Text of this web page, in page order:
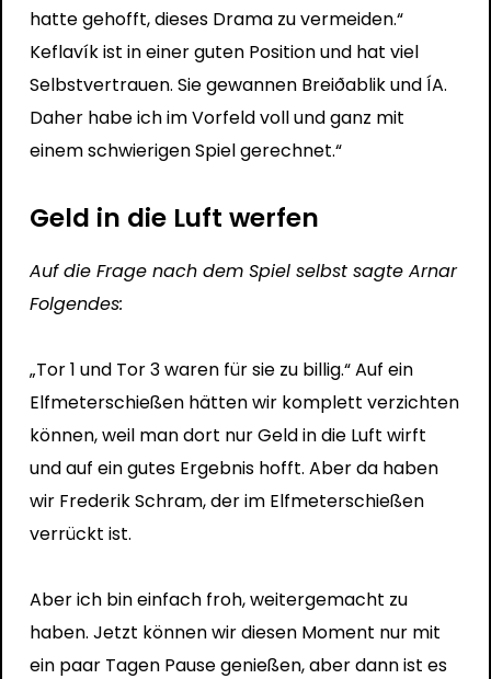
hatte gehofft, dieses Drama zu vermeiden.“
Keflavík ist in einer guten Position und hat viel
Selbstvertrauen. Sie gewannen Breiðablik und ÍA.
Daher habe ich im Vorfeld voll und ganz mit
einem schwierigen Spiel gerechnet.“
Geld in die Luft werfen
Auf die Frage nach dem Spiel selbst sagte Arnar
Folgendes:
„Tor 1 und Tor 3 waren für sie zu billig.“ Auf ein
Elfmeterschießen hätten wir komplett verzichten
können, weil man dort nur Geld in die Luft wirft
und auf ein gutes Ergebnis hofft. Aber da haben
wir Frederik Schram, der im Elfmeterschießen
verrückt ist.
Aber ich bin einfach froh, weitergemacht zu
haben. Jetzt können wir diesen Moment nur mit
ein paar Tagen Pause genießen, aber dann ist es